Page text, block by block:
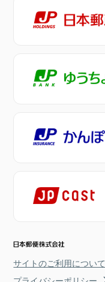
サイトのご利用について